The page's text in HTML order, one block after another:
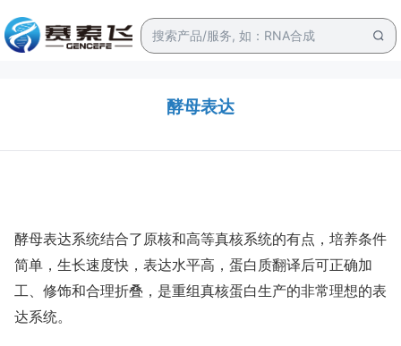
酵母表达
酵母表达系统结合了原核和高等真核系统的有点，培养条件
简单，生长速度快，表达水平高，蛋白质翻译后可正确加
工、修饰和合理折叠，是重组真核蛋白生产的非常理想的表
达系统。